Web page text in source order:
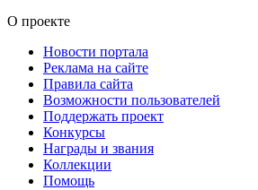
О проекте
Новости портала
Реклама на сайте
Правила сайта
Возможности пользователей
Поддержать проект
Конкурсы
Награды и звания
Коллекции
Помощь